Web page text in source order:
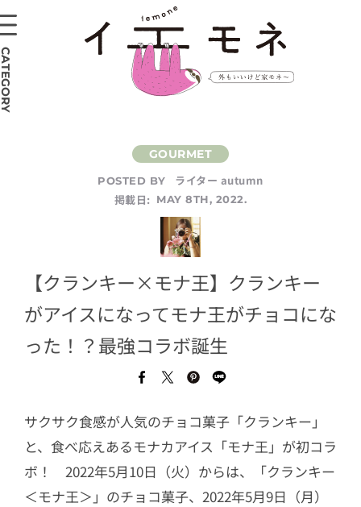
POSTED BY
ライター autumn
掲載日:
MAY 8TH, 2022.
【クランキー×モナ王】クランキー
がアイスになってモナ王がチョコにな
った！？最強コラボ誕生
サクサク食感が人気のチョコ菓子「クランキー」
と、食べ応えあるモナカアイス「モナ王」が初コラ
ボ！ 2022年5月10日（火）からは、「クランキー
＜モナ王＞」のチョコ菓子、2022年5月9日（月）